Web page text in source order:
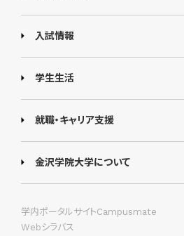
入試情報
学生生活
就職・キャリア支援
金沢学院大学について
学内ポータルサイトCampusmate
Webシラバス